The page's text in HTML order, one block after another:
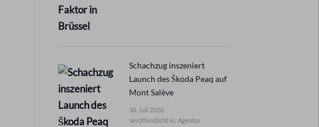
Schachzug inszeniert
Launch des Škoda Peaq auf
Mont Salève
30. Juli 2026
Veröffentlicht in: Agentur